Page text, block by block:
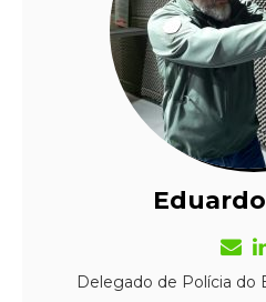
Delegado de Polícia do